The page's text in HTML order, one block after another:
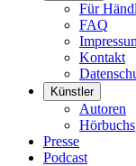
Für
FAQ
Kontakt
Künstler
Autoren
Presse
Podcast